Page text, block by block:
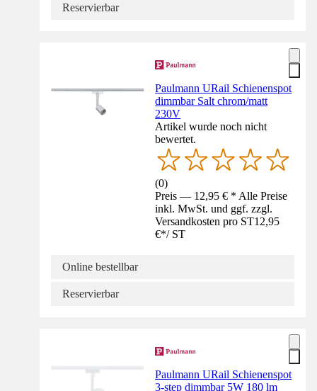
Reservierbar
Paulmann URail Schienenspot
dimmbar Salt chrom/matt
230V
Artikel wurde noch nicht
bewertet.
(0)
Preis — 12,95 € * Alle Preise
inkl. MwSt. und ggf. zzgl.
Versandkosten pro ST12,95
€*/ ST
Online bestellbar
Reservierbar
Paulmann URail Schienenspot
3-step dimmbar 5W 180 lm